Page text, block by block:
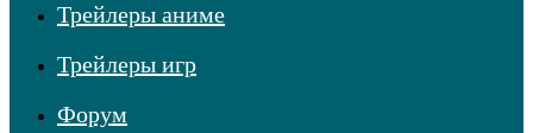
Трейлеры аниме
Трейлеры игр
Форум